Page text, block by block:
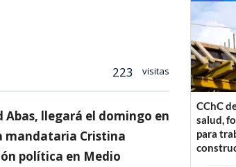
223 visitas
llegará el domingo en
mandataria Cristina
política en Medio
CChC
salud,
para